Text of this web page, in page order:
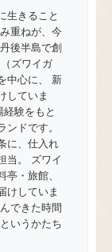
生きること
重ねが、今
後半島で創
ズワイガ
中心に、 新
していま
験をもと
ドです。
に、仕入れ
当。 ズワイ
・旅館、
けしていま
できた時間
いうかたち